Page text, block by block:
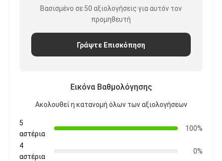
Βασισμένο σε 50 αξιολογήσεις για αυτόν τον
προμηθευτή
Γράψτε Επισκόπηση
Εικόνα Βαθμολόγησης
Ακολουθεί η κατανομή όλων των αξιολογήσεων
5
αστέρια
100%
4
αστέρια
0%